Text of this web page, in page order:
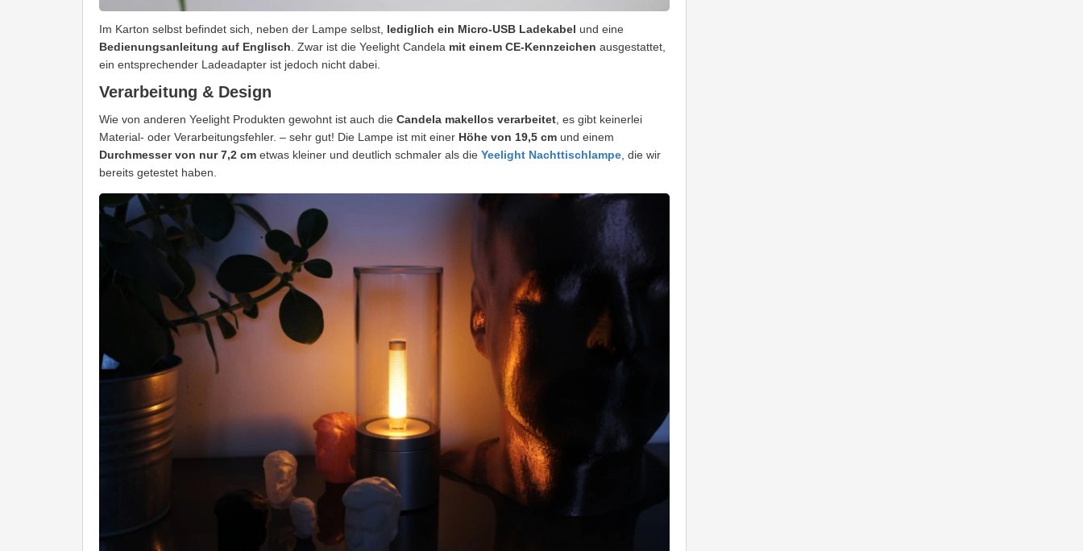
Im Karton selbst befindet sich, neben der Lampe selbst, lediglich ein Micro-USB Ladekabel und eine
Bedienungsanleitung auf Englisch. Zwar ist die Yeelight Candela mit einem CE-Kennzeichen ausgestattet,
ein entsprechender Ladeadapter ist jedoch nicht dabei.
Verarbeitung & Design
Wie von anderen Yeelight Produkten gewohnt ist auch die Candela makellos verarbeitet, es gibt keinerlei
Material- oder Verarbeitungsfehler. – sehr gut! Die Lampe ist mit einer Höhe von 19,5 cm und einem
Durchmesser von nur 7,2 cm etwas kleiner und deutlich schmaler als die Yeelight Nachttischlampe, die wir
bereits getestet haben.